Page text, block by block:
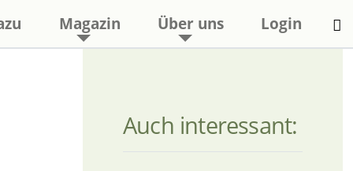
Magazin Über uns Login
Auch interessant: